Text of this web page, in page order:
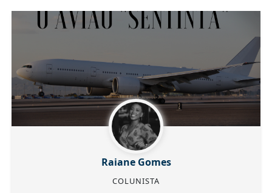
Raiane Gomes
COLUNISTA